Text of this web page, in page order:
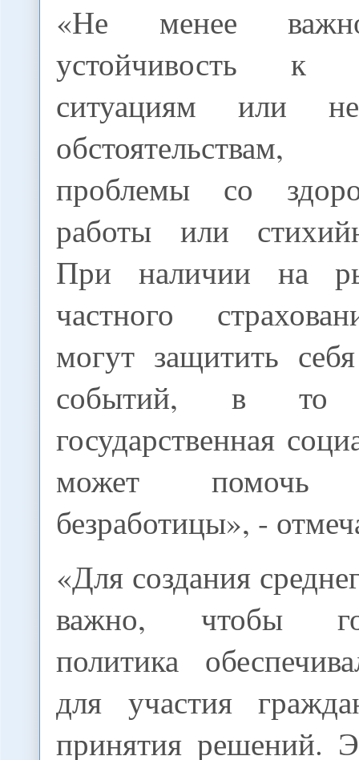
«Не менее
устойчивость к
ситуациям или
проблемы со
работы или
При наличии на
частного
могут защитить
событий, в то
государственная
может
безработицы», -
«Для создания
важно, чтобы
политика
для участия
принятия решений.